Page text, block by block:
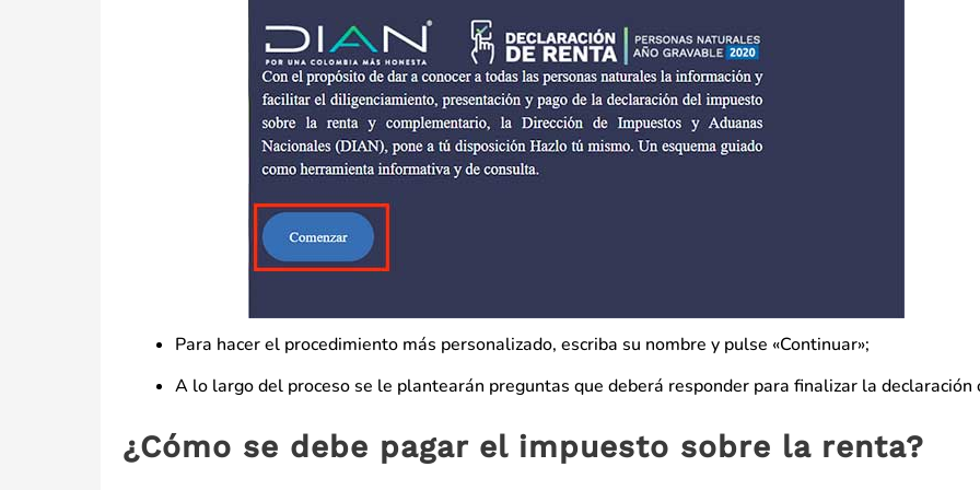
Para hacer el procedimiento más personalizado, escriba su nombre y pulse «Continuar»;
A lo largo del proceso se le plantearán preguntas que deberá responder para finalizar la declaración
¿Cómo se debe pagar el impuesto sobre la renta?